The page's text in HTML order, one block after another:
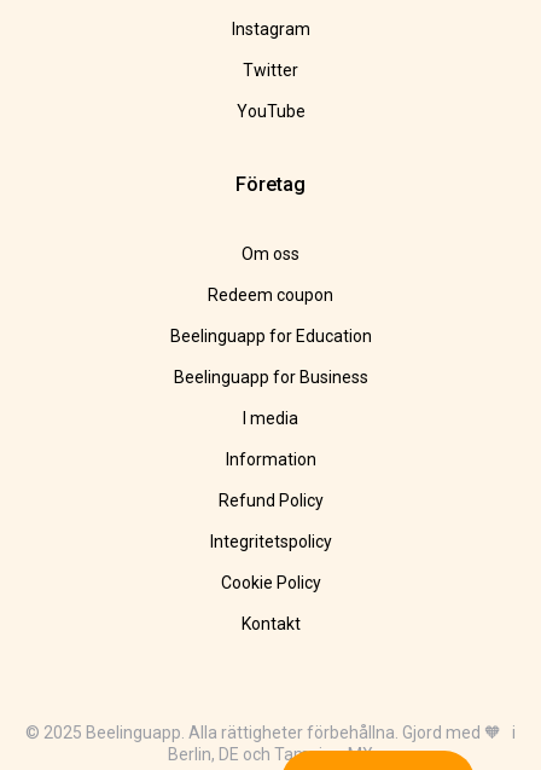
Instagram
Twitter
YouTube
Företag
Om oss
Redeem coupon
Beelinguapp for Education
Beelinguapp for Business
I media
Information
Refund Policy
Integritetspolicy
Cookie Policy
Kontakt
© 2025 Beelinguapp. Alla rättigheter förbehållna. Gjord med 🧡 i
Berlin, DE och Tampico, MX